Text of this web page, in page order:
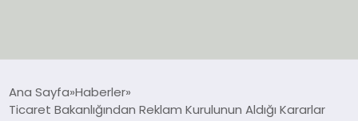
Ana Sayfa Haberler
Ticaret Bakanlığından Reklam Kurulunun Aldığı Kararlar